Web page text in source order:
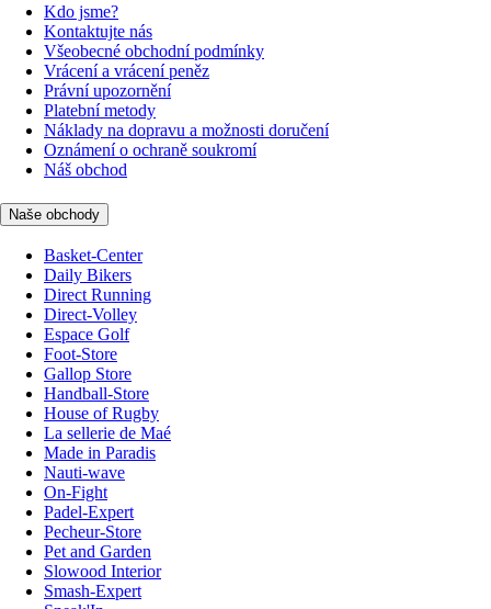
Kdo jsme?
Kontaktujte nás
Všeobecné obchodní podmínky
Vrácení a vrácení peněz
Právní upozornění
Platební metody
Náklady na dopravu a možnosti doručení
Oznámení o ochraně soukromí
Náš obchod
Naše obchody
Basket-Center
Daily Bikers
Direct Running
Direct-Volley
Espace Golf
Foot-Store
Gallop Store
Handball-Store
House of Rugby
La sellerie de Maé
Made in Paradis
Nauti-wave
On-Fight
Padel-Expert
Pecheur-Store
Pet and Garden
Slowood Interior
Smash-Expert